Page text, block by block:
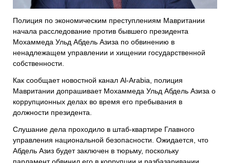
Полиция по экономическим преступлениям Мавритании
начала ​​расследование против бывшего президента
Мохаммеда Ульд Абдель Азиза по обвинению в
ненадлежащем управлении и хищении государственной
собственности.
Как сообщает новостной канал Al-Arabia, полиция
Мавритании допрашивает Мохаммеда Ульд Абдель Азиза о
коррупционных делах во время его пребывания в
должности президента.
Слушание дела проходило в штаб-квартире Главного
управления национальной безопасности. Ожидается, что
Абдель Азиз будет заключен в тюрьму, поскольку